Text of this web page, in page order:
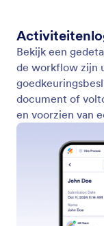
Bekijk een
de workflow zijn
document of
en voorzien van